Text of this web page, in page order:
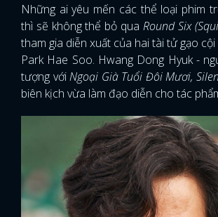
Những ai yêu mến các thể loại phim
thì sẽ không thể bỏ qua Round Six
tham gia diễn xuất của hai tài tử gạo cội
Park Hae Soo. Hwang Dong Hyuk -
tượng vớiNgoại Già Tuổi Đôi Mươi,
biên kịch vừa làm đạo diễn cho tác